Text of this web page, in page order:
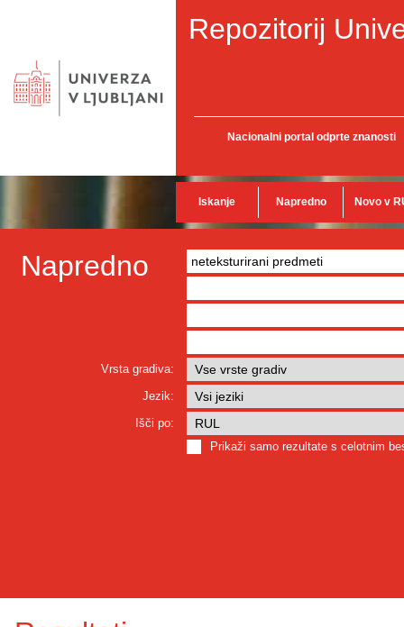
Repozitorij
Nacionalni portal odprte znanosti
Iskanje Napredno Novo v
Napredno
Vrsta gradiva:
Jezik:
Išči po:
Prikaži samo rezultate s celotnim